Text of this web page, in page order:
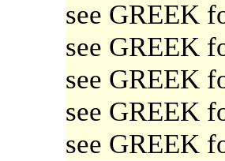
see GREEK
see GREEK
see GREEK
see GREEK
see GREEK